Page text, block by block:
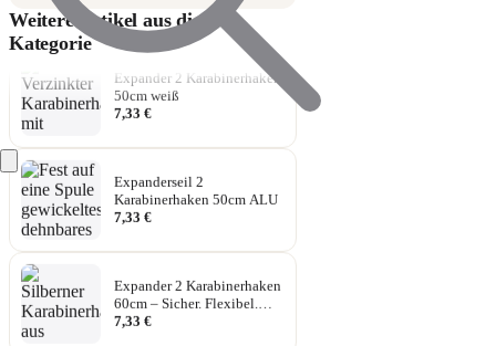
Weitere Artikel aus dieser
Kategorie
Expander 2 Karabinerhaken
7,33 €
Karabinerhaken 50cm ALU
7,33 €
60cm – Sicher. Flexibel.
Extra lang
7,33 €